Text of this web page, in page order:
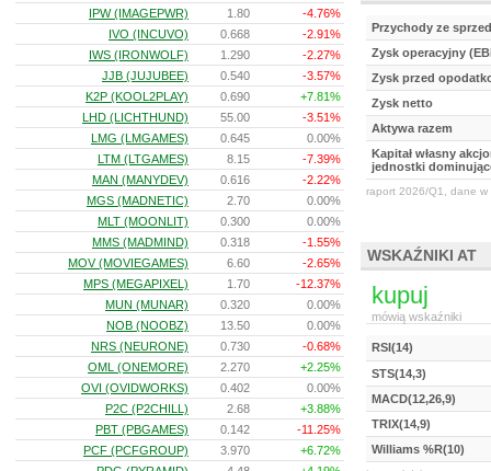
Przychody ze
Zysk operacyjny
Zysk przed
Zysk netto
Aktywa razem
Kapitał własny
jednostki
raport 2026/Q1, dane w
WSKAŹNIKI AT
kupuj
mówią wskaźniki
RSI(14)
STS(14,3)
MACD(12,26,9)
TRIX(14,9)
Williams %R(10)
IPW (IMAGEPWR)
1.80
-4.76%
IVO (INCUVO)
0.668
-2.91%
IWS (IRONWOLF)
1.290
-2.27%
JJB (JUJUBEE)
0.540
-3.57%
K2P (KOOL2PLAY)
0.690
+7.81%
LHD (LICHTHUND)
55.00
-3.51%
LMG (LMGAMES)
0.645
0.00%
LTM (LTGAMES)
8.15
-7.39%
MAN (MANYDEV)
0.616
-2.22%
MGS (MADNETIC)
2.70
0.00%
MLT (MOONLIT)
0.300
0.00%
MMS (MADMIND)
0.318
-1.55%
MOV (MOVIEGAMES)
6.60
-2.65%
MPS (MEGAPIXEL)
1.70
-12.37%
MUN (MUNAR)
0.320
0.00%
NOB (NOOBZ)
13.50
0.00%
NRS (NEURONE)
0.730
-0.68%
OML (ONEMORE)
2.270
+2.25%
OVI (OVIDWORKS)
0.402
0.00%
P2C (P2CHILL)
2.68
+3.88%
PBT (PBGAMES)
0.142
-11.25%
PCF (PCFGROUP)
3.970
+6.72%